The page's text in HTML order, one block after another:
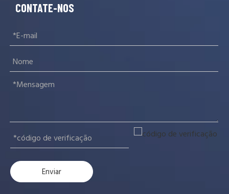
CONTATE-NOS
Enviar